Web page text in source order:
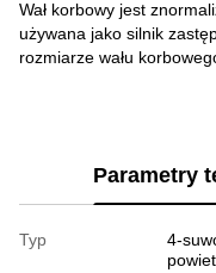
Wał korbowy jest
używana jako silnik
rozmiarze wału
Parametry
Typ
4-